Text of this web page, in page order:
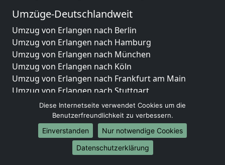
Umzüge-Deutschlandweit
Umzug von Erlangen nach Berlin
Umzug von Erlangen nach Hamburg
Umzug von Erlangen nach München
Umzug von Erlangen nach Köln
Umzug von Erlangen nach Frankfurt am Main
Umzug von Erlangen nach Stuttgart
Umzug von Erlangen nach Düsseldorf
Umzug von Erlangen nach Leipzig
Umzug von Erlangen nach Dortmund
Umzug von Erlangen nach Essen
Umzug von Erlangen nach Bremen
Diese Internetseite verwendet Cookies um die
Benutzerfreundlichkeit zu verbessern.
Einverstanden
Nur notwendige Cookies
Datenschutzerklärung